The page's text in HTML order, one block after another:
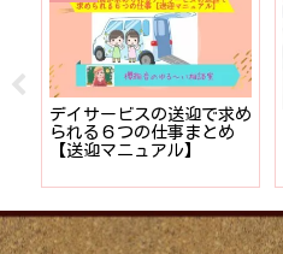
デイサービスの送迎で求め
られる６つの仕事まとめ
【送迎マニュアル】